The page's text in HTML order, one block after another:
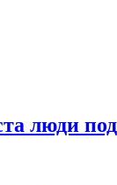
люди